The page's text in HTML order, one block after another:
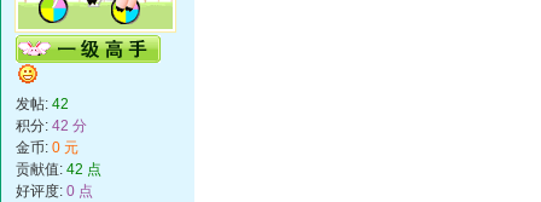
发帖: 42
积分: 42 分
金币: 0 元
贡献值: 42 点
好评度: 0 点